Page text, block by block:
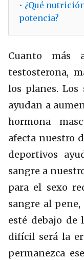
• ¿Qué
potencia?
Cuanto más
testosterona,
los planes. Los
ayudan a
hormona
afecta nuestro
deportivos
sangre a
para el sexo
sangre al
esté debajo de
difícil será la
permanezca